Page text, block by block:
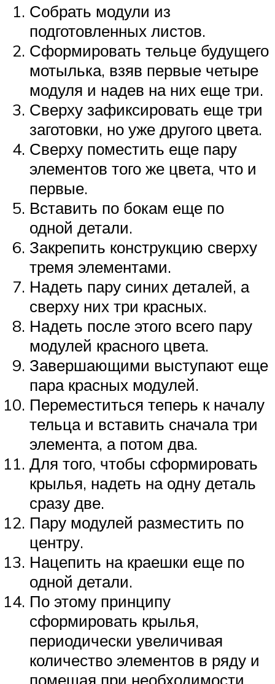
Собрать модули из
подготовленных листов.
Сформировать тельце будущего
мотылька, взяв первые четыре
модуля и надев на них еще три.
Сверху зафиксировать еще три
заготовки, но уже другого цвета.
Сверху поместить еще пару
элементов того же цвета, что и
первые.
Вставить по бокам еще по
одной детали.
Закрепить конструкцию сверху
тремя элементами.
Надеть пару синих деталей, а
сверху них три красных.
Надеть после этого всего пару
модулей красного цвета.
Завершающими выступают еще
пара красных модулей.
Переместиться теперь к началу
тельца и вставить сначала три
элемента, а потом два.
Для того, чтобы сформировать
крылья, надеть на одну деталь
сразу две.
Пару модулей разместить по
центру.
Нацепить на краешки еще по
одной детали.
По этому принципу
сформировать крылья,
периодически увеличивая
количество элементов в ряду и
помещая при необходимости